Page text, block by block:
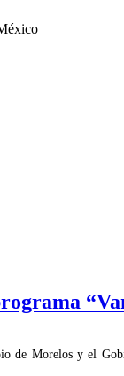
de Morelos y el